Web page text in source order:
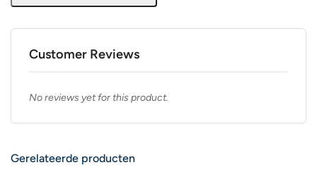
Customer Reviews
No reviews yet for this product.
Gerelateerde producten